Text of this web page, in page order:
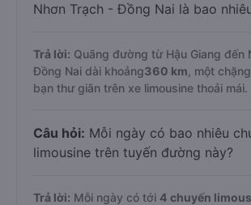
Nhơn Trạch - Đồng Nai là bao
Trả lời: Quãng đường từ Hậu Giang đến
Đồng Nai dài khoảng360 km , một
bạn thư giãn trên xe limousine thoải mái.
Câu hỏi: Mỗi ngày có bao nhiêu
limousine trên tuyến đường này?
Trả lời: Mỗi ngày có tới 4 chuyến